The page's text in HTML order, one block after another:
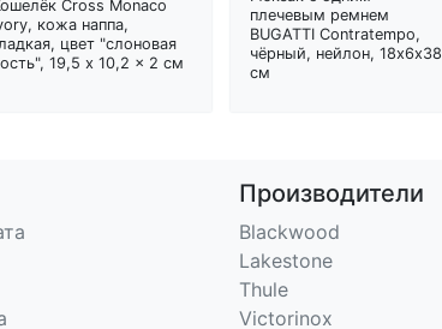
Cross Monaco
кожа наппа,
цвет "слоновая
19,5 x 10,2 x 2 см
плечевым ремнем
BUGATTI Contratempo,
чёрный, нейлон, 18х6х38
см
Производители
Blackwood
Lakestone
Thule
Victorinox